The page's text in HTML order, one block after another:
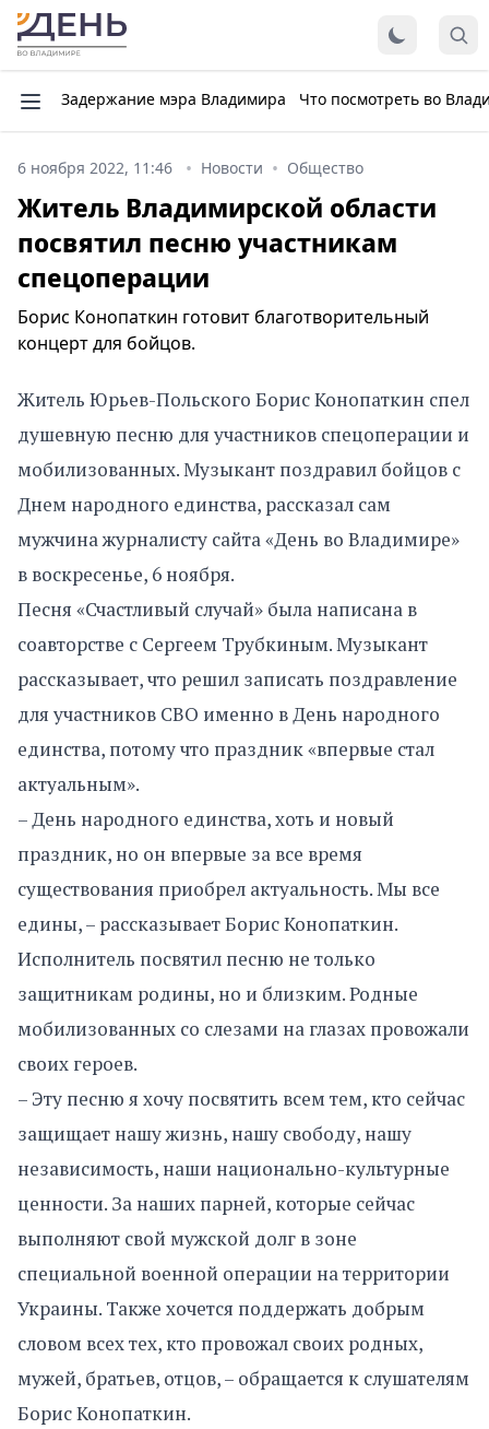
Задержание мэра Владимира Что посмотреть во
6 ноября 2022, 11:46 Новости Общество
Житель Владимирской области
посвятил песню участникам
спецоперации
Борис Конопаткин готовит благотворительный
концерт для бойцов.
Житель Юрьев-Польского Борис Конопаткин спел
душевную песню для участников спецоперации и
мобилизованных. Музыкант поздравил бойцов с
Днем народного единства, рассказал сам
мужчина журналисту сайта «День во Владимире»
в воскресенье, 6 ноября.
Песня «Счастливый случай» была написана в
соавторстве с Сергеем Трубкиным. Музыкант
рассказывает, что решил записать поздравление
для участников СВО именно в День народного
единства, потому что праздник «впервые стал
актуальным».
– День народного единства, хоть и новый
праздник, но он впервые за все время
существования приобрел актуальность. Мы все
едины, – рассказывает Борис Конопаткин.
Исполнитель посвятил песню не только
защитникам родины, но и близким. Родные
мобилизованных со слезами на глазах провожали
своих героев.
– Эту песню я хочу посвятить всем тем, кто сейчас
защищает нашу жизнь, нашу свободу, нашу
независимость, наши национально-культурные
ценности. За наших парней, которые сейчас
выполняют свой мужской долг в зоне
специальной военной операции на территории
Украины. Также хочется поддержать добрым
словом всех тех, кто провожал своих родных,
мужей, братьев, отцов, – обращается к слушателям
Борис Конопаткин.